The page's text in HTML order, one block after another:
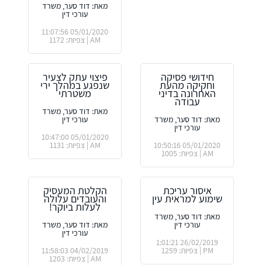
מאת: דוד סער, משרד
עורכי דין
05/01/2020 11:07:56
AM | צפיות: 1172
חידושי פסיקה
וחקיקה מהעת
האחרונה בדיני
עבודה
מאת: דוד סער, משרד
עורכי דין
05/01/2020 10:50:16
AM | צפיות: 1005
פיצוי עתק לצעיר
שנפגע במהלך ירי
משטרתי
מאת: דוד סער, משרד
עורכי דין
05/01/2020 10:47:00
AM | צפיות: 1131
איסור עריכת
שימוע למראית עין
מאת: דוד סער, משרד
עורכי דין
26/02/2019 1:01:21
PM | צפיות: 1259
הקלטת המעסיק
והעובדים עלולה
לעלות ביוקר!
מאת: דוד סער, משרד
עורכי דין
04/02/2019 11:58:03
AM | צפיות: 1203